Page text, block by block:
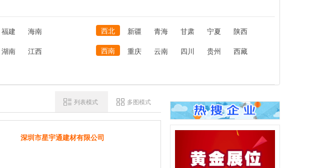
福建 海南 西北 新疆 青海 甘肃 宁夏
陕西
湖南 江西 西南 重庆 云南 四川 贵州
西藏
列表模式 多图模式
深圳市星宇通建材有限公司